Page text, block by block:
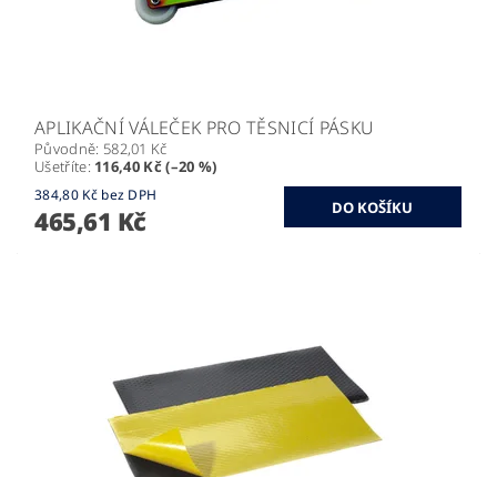
APLIKAČNÍ VÁLEČEK PRO TĚSNICÍ PÁSKU
Původně: 582,01 Kč
Ušetříte: 116,40 Kč (–20 %)
384,80 Kč bez DPH
465,61 Kč